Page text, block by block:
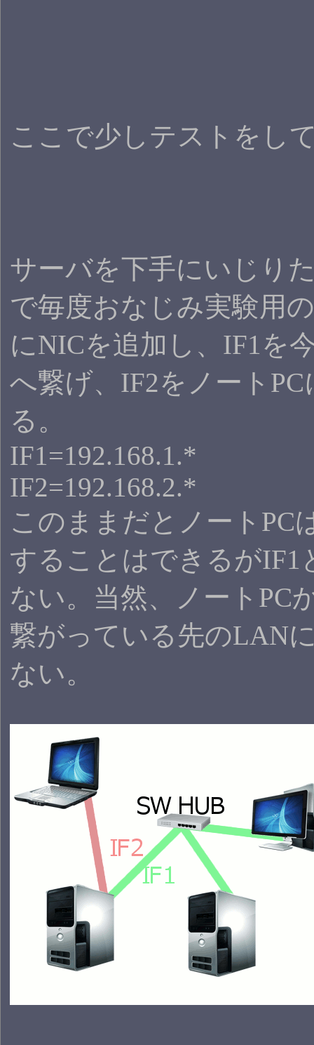
ここで少しテストをし
サーバを下手にいじり
で毎度おなじみ実験用
にNICを追加し、IF1を
へ繋げ、IF2をノートPC
る。
IF1=192.168.1.*
IF2=192.168.2.*
このままだとノートPC
することはできるがIF1
ない。当然、ノートPC
繋がっている先のLAN
ない。